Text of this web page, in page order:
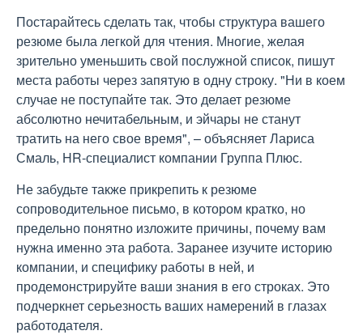
Постарайтесь сделать так, чтобы структура вашего
резюме была легкой для чтения. Многие, желая
зрительно уменьшить свой послужной список, пишут
места работы через запятую в одну строку. "Ни в коем
случае не поступайте так. Это делает резюме
абсолютно нечитабельным, и эйчары не станут
тратить на него свое время", – объясняет Лариса
Смаль, HR-специалист компании Группа Плюс.
Не забудьте также прикрепить к резюме
сопроводительное письмо, в котором кратко, но
предельно понятно изложите причины, почему вам
нужна именно эта работа. Заранее изучите историю
компании, и специфику работы в ней, и
продемонстрируйте ваши знания в его строках. Это
подчеркнет серьезность ваших намерений в глазах
работодателя.